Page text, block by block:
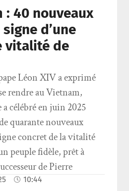
: 40 nouveaux
d’une
vitalité de
Léon XIV a exprimé
rendre au Vietnam,
a célébré en juin 2025
quarante nouveaux
concret de la vitalité
peuple fidèle, prêt à
de Pierre
10:44